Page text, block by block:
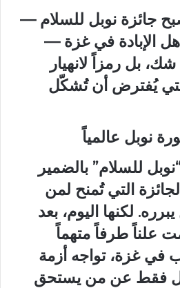
جائزة نوبل للسلام —
الإبادة في غزة —
بل رمزاً لانهيار
التي يُفترض أن تُشكّل
نوبل عالمياً
للسلام” بالضمير
التي تُمنح لمن
لكنها اليوم، بعد
علناً طرفاً متهماً
في غزة، تواجه أزمة
فقط عن من يستحق